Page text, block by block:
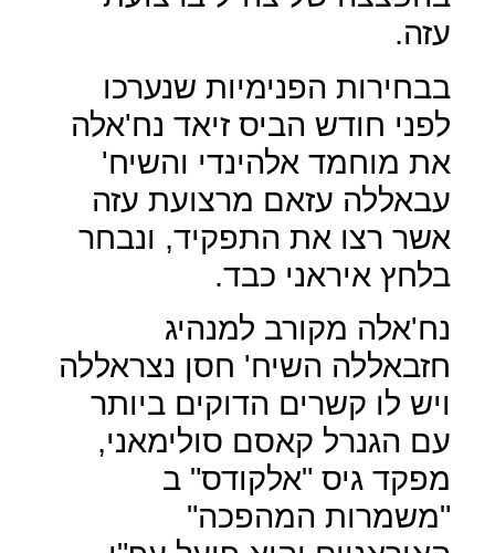
עזה.
בבחירות הפנימיות שנערכו
לפני חודש הביס זיאד נח'אלה
את מוחמד אלהינדי והשיח'
עבאללה עזאם מרצועת עזה
אשר רצו את התפקיד, ונבחר
בלחץ איראני כבד.
נח'אלה מקורב למנהיג
חזבאללה השיח' חסן נצראללה
ויש לו קשרים הדוקים ביותר
עם הגנרל קאסם סולימאני,
מפקד גיס "אלקודס" ב
"משמרות המהפכה"